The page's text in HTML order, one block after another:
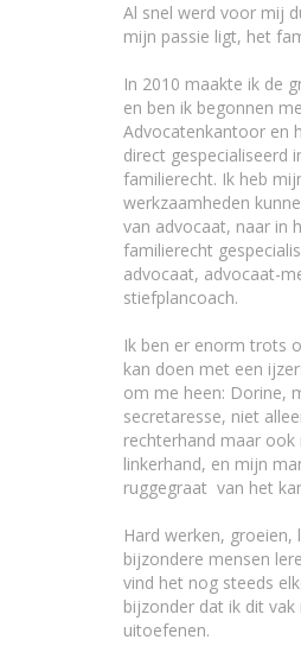
Al snel werd voor mij
mijn passie ligt, het
In 2010 maakte ik de
en ben ik begonnen
Advocatenkantoor en
direct gespecialiseerd
familierecht. Ik heb
werkzaamheden
van advocaat, naar in
familierecht
advocaat, advocaat-
stiefplancoach.
Ik ben er enorm trots
kan doen met een
om me heen: Dorine,
secretaresse, niet
rechterhand maar ook
linkerhand, en mijn
ruggegraat van het
Hard werken, groeien,
bijzondere mensen
vind het nog steeds
bijzonder dat ik dit vak
uitoefenen.